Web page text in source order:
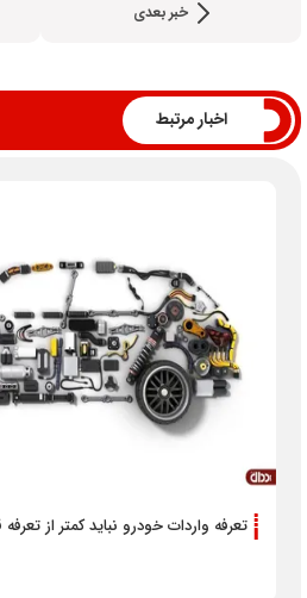
خبر بعدی
اخبار مرتبط
تعرفه واردات خودرو نباید کمتر از